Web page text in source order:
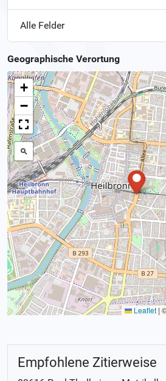
Alle Felder
Geographische Verortung
+
−
Leaflet |
Empfohlene Zitierweise